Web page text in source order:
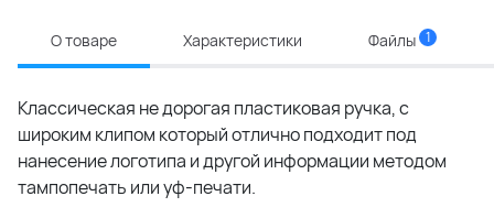
О товаре Характеристики Файлы 1
Классическая не дорогая пластиковая ручка, с
широким клипом который отлично подходит под
нанесение логотипа и другой информации методом
тампопечать или уф-печати.